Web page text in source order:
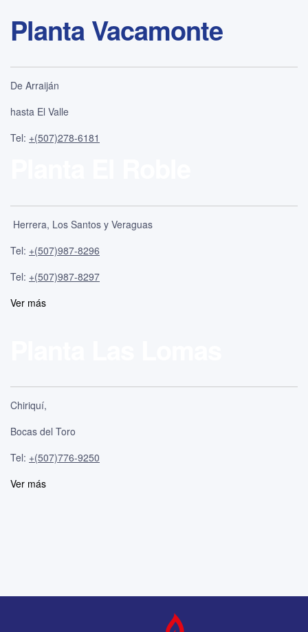
Planta Vacamonte
De Arraiján
hasta El Valle
Tel: +(507)278-6181
Herrera, Los Santos y Veraguas
Tel: +(507)987-8296
Tel: +(507)987-8297
Ver más
Chiriquí,
Bocas del Toro
Tel: +(507)776-9250
Ver más